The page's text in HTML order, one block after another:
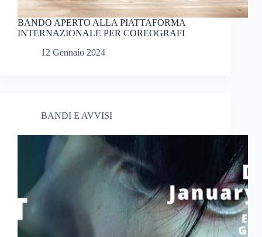
BANDO APERTO ALLA PIATTAFORMA
INTERNAZIONALE PER COREOGRAFI
12 Gennaio 2024
BANDI E AVVISI